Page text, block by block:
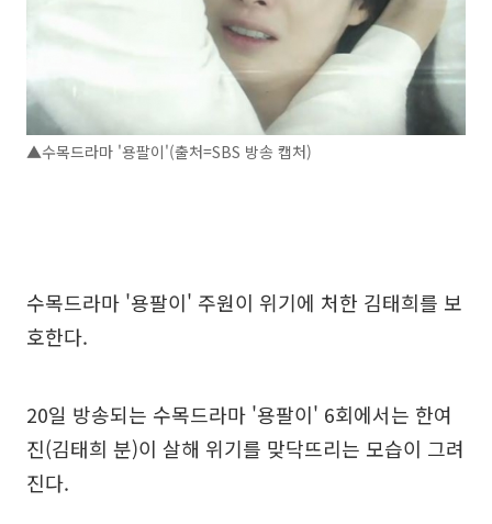
▲수목드라마 '용팔이'(출처=SBS 방송 캡처)
수목드라마 '용팔이' 주원이 위기에 처한 김태희를 보
호한다.
20일 방송되는 수목드라마 '용팔이' 6회에서는 한여
진(김태희 분)이 살해 위기를 맞닥뜨리는 모습이 그려
진다.